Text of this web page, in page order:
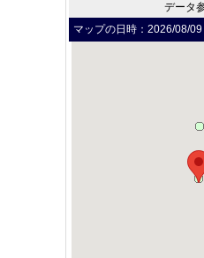
データ
マップの日時：2026/08/